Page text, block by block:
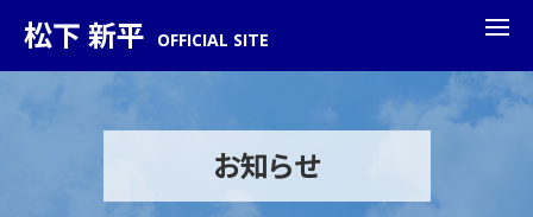
松下 新平 OFFICIAL SITE
お知らせ